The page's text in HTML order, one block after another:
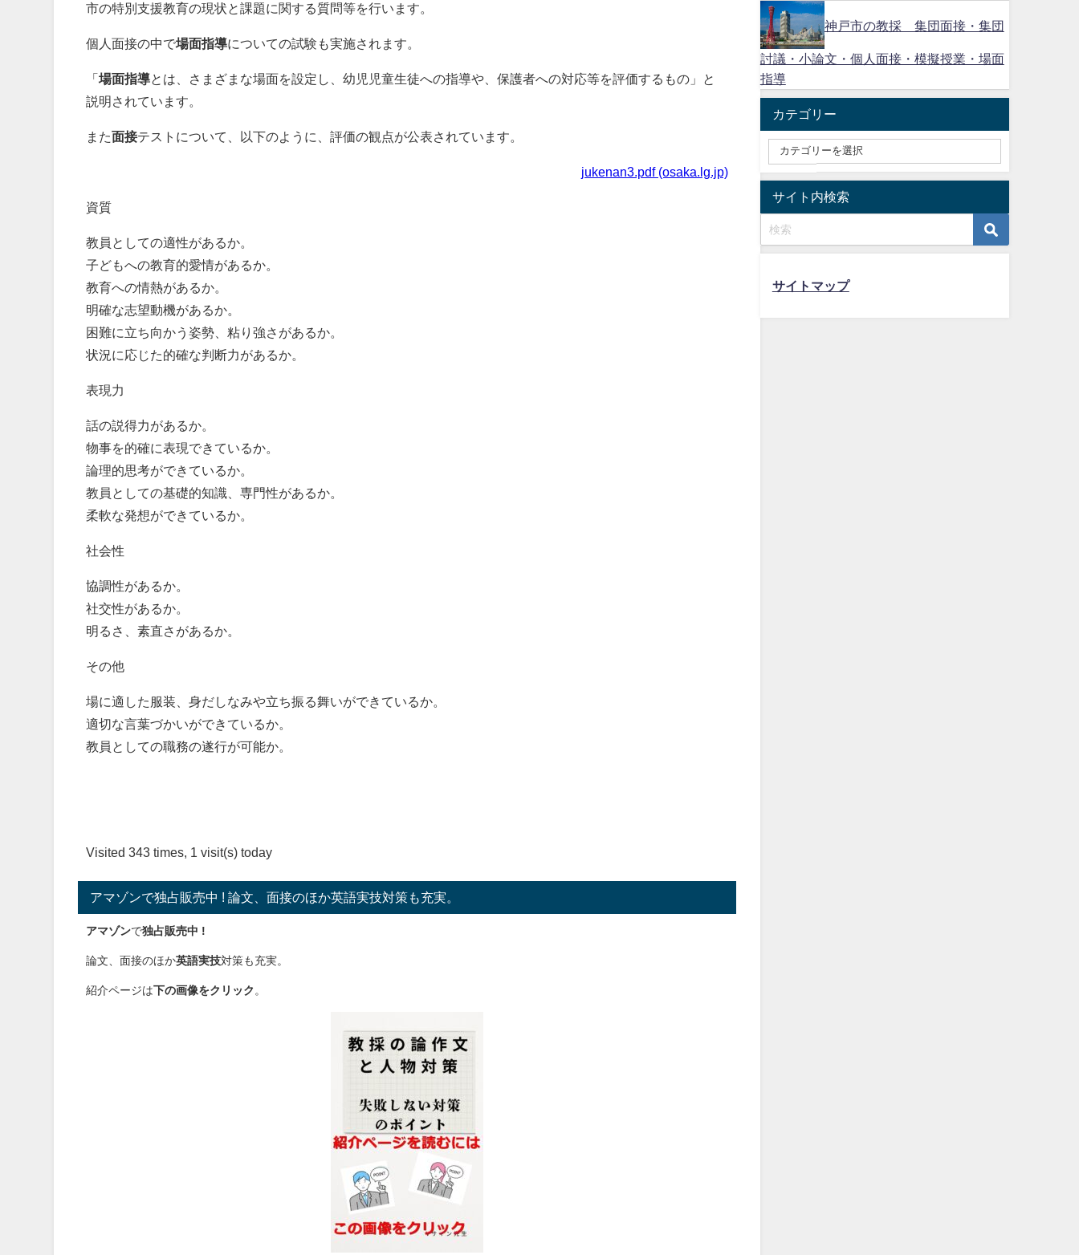
市の特別支援教育の現状と課題に関する質問等を行います。
個人面接の中で場面指導についての試験も実施されます。
「場面指導とは、さまざまな場面を設定し、幼児児童生徒への指導や、保護者への対応等を評価するもの」と
説明されています。
また面接テストについて、以下のように、評価の観点が公表されています。
jukenan3.pdf (osaka.lg.jp)
資質
教員としての適性があるか。
子どもへの教育的愛情があるか。
教育への情熱があるか。
明確な志望動機があるか。
困難に立ち向かう姿勢、粘り強さがあるか。
状況に応じた的確な判断力があるか。
表現力
話の説得力があるか。
物事を的確に表現できているか。
論理的思考ができているか。
教員としての基礎的知識、専門性があるか。
柔軟な発想ができているか。
社会性
協調性があるか。
社交性があるか。
明るさ、素直さがあるか。
その他
場に適した服装、身だしなみや立ち振る舞いができているか。
適切な言葉づかいができているか。
教員としての職務の遂行が可能か。
Visited 343 times, 1 visit(s) today
アマゾンで独占販売中 ! 論文、面接のほか英語実技対策も充実。
アマゾンで独占販売中 !
論文、面接のほか英語実技対策も充実。
紹介ページは下の画像をクリック 。
神戸市の教採 集団面接・集団
討議・小論文・個人面接・模擬授業・場面
指導
カテゴリー
サイト内検索
サイトマップ